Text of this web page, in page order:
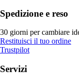
Spedizione e reso
30 giorni per cambiare
Restituisci il tuo ordine
Trustpilot
Servizi